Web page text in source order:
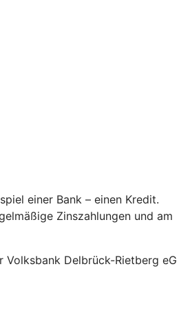
einer Bank – einen Kredit.
Zinszahlungen und am
Volksbank Delbrück-Rietberg eG